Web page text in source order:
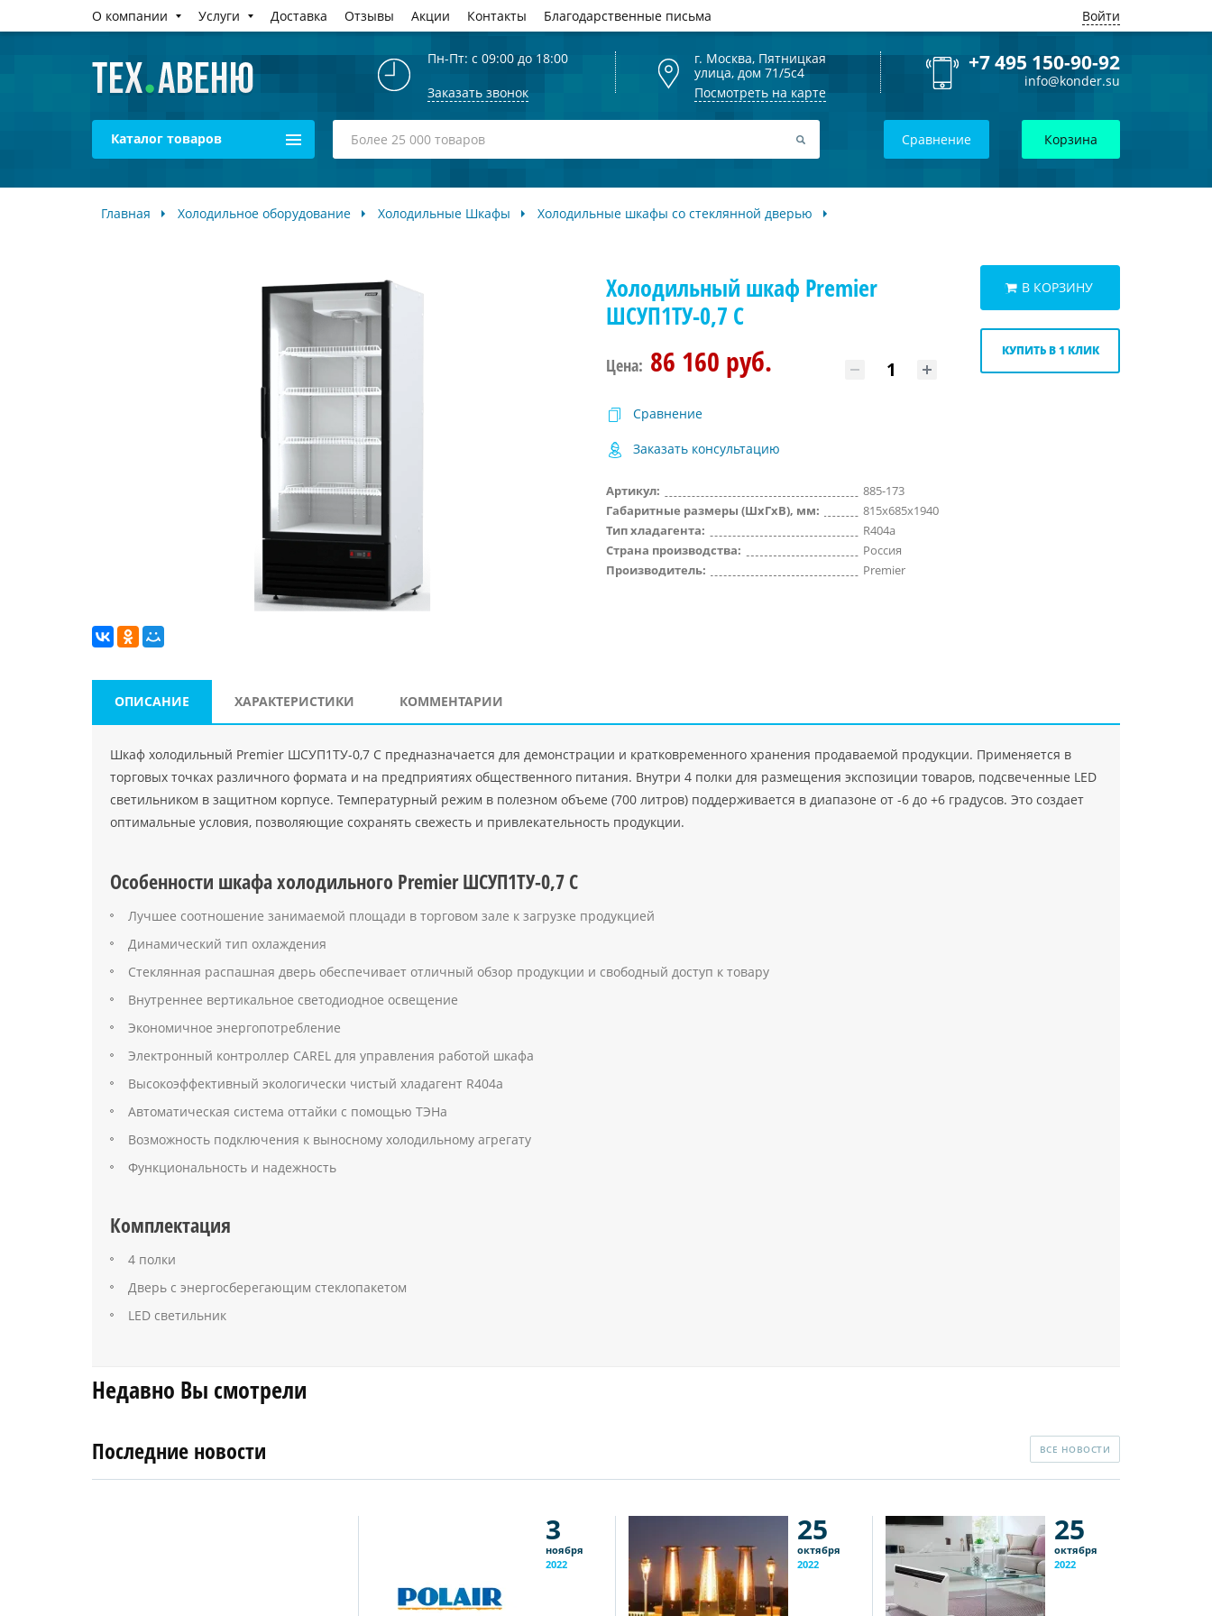
О компании Услуги Доставка Отзывы Акции Контакты Благодарственные письма Войти
Пн-Пт: с 09:00 до 18:00
Заказать звонок
г. Москва, Пятницкая
улица, дом 71/5с4
Посмотреть на карте
+7 495 150-90-92
info@konder.su
Каталог товаров Сравнение Корзина
Главная Холодильное оборудование Холодильные Шкафы Холодильные шкафы со стеклянной дверью
Холодильный шкаф Premier
ШСУП1ТУ-0,7 С
Цена: 86 160 руб.
Сравнение
Заказать консультацию
Артикул:
885-173
Габаритные размеры (ШхГхВ), мм:
815x685x1940
Тип хладагента:
R404a
Страна производства:
Россия
Производитель:
Premier
В КОРЗИНУ
КУПИТЬ В 1 КЛИК
ОПИСАНИЕ ХАРАКТЕРИСТИКИ КОММЕНТАРИИ
Шкаф холодильный Premier ШСУП1ТУ-0,7 С предназначается для демонстрации и кратковременного хранения продаваемой продукции. Применяется в
торговых точках различного формата и на предприятиях общественного питания. Внутри 4 полки для размещения экспозиции товаров, подсвеченные LED
светильником в защитном корпусе. Температурный режим в полезном объеме (700 литров) поддерживается в диапазоне от -6 до +6 градусов. Это создает
оптимальные условия, позволяющие сохранять свежесть и привлекательность продукции.
Особенности шкафа холодильного Premier ШСУП1ТУ-0,7 С
Лучшее соотношение занимаемой площади в торговом зале к загрузке продукцией
Динамический тип охлаждения
Стеклянная распашная дверь обеспечивает отличный обзор продукции и свободный доступ к товару
Внутреннее вертикальное светодиодное освещение
Экономичное энергопотребление
Электронный контроллер CAREL для управления работой шкафа
Высокоэффективный экологически чистый хладагент R404a
Автоматическая система оттайки с помощью ТЭНа
Возможность подключения к выносному холодильному агрегату
Функциональность и надежность
Комплектация
4 полки
Дверь с энергосберегающим стеклопакетом
LED светильник
Недавно Вы смотрели
Последние новости ВСЕ НОВОСТИ
3
ноября
2022
25
октября
2022
25
октября
2022